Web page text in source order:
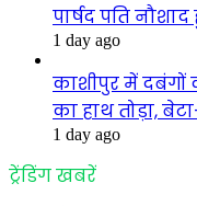
पार्षद पति
1 day ago
काशीपुर में
का हाथ तोड़ा,
1 day ago
ट्रेंडिंग खबरें